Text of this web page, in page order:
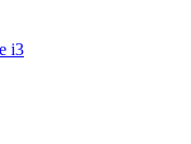
i3